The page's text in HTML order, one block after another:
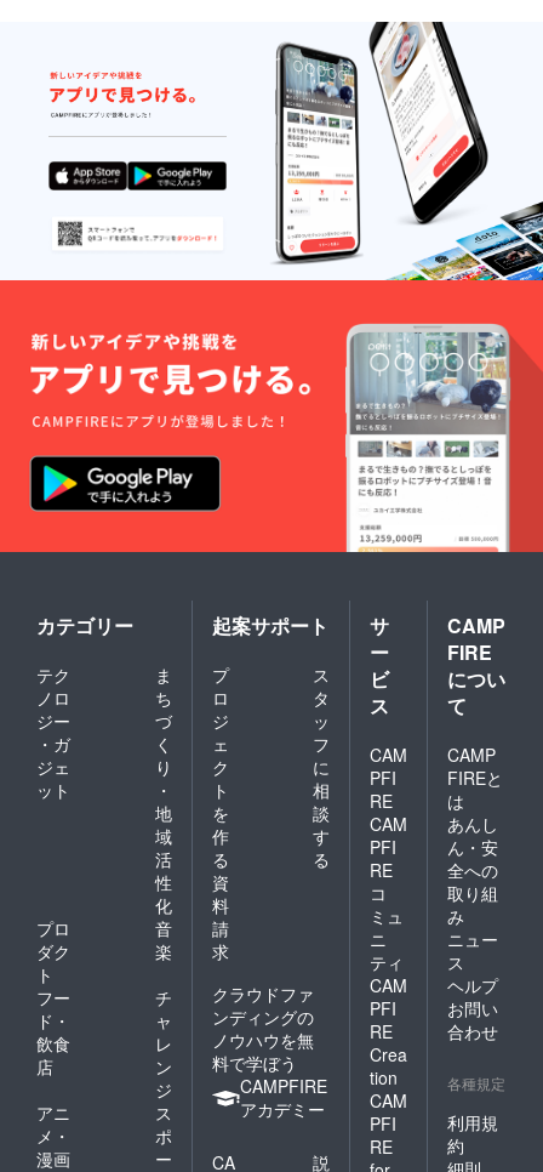
さい。
をご確
認くだ
さい。
■稀少！
大牟田
で養蜂
の日本
みつば
ちのハ
チミ
ツ １
瓶 ※
ニホン
ミツバ
用意し
ており
ますの
で、提
供時期
がずれ
る可能
性がご
ざいま
及び添
表示は
お届け
商品の
ラベル
に表記
されま
す。 商
前には
必ずお
届けの
リター
ンに貼
付され
たラベ
ルや注
意書き
をご確
認くだ
さい。
■完成披
露上映
会ご招
待 1名
もしく
田）
（2025
年夏予
枚入
り)
１箱 ※
原材料
及び添
加物等
の食品
表示は
お届け
商品の
ラベル
に表記
されま
す。 商
必ずお
届けの
リター
ンに貼
付され
たラベ
ルや注
意書き
をご確
■稀少！
の日本
みつば
ちのハ
チミ
ツ １
瓶 ※
ニホン
チの蜂
蜜をご
用意し
ており
ますの
で、提
供時期
がずれ
る可能
性がご
ざいま
す。 ※
原材料
及び添
加物等
の食品
お届け
ラベル
に表記
されま
リター
ンに貼
付され
たラベ
ルや注
意書き
をご確
認くだ
さい。
■瀬木監
督絶
賛！
「大牟
田高菜
枚入
り)
１箱 ※
原材料
及び添
加物等
の食品
表示は
お届け
に表記
品開封
前には
必ずお
届けの
リター
ンに貼
付され
ルや注
意書き
をご確
認くだ
さい。
■稀少！
大牟田
で養蜂
の日本
みつば
ちのハ
チミ
ツ １
瓶 ※
ニホン
ミツバ
蜜をご
ており
ますの
で、提
カテゴリー
テク
ノロ
ジー
・ガ
ジェ
ット
ま
ち
づ
く
り
・
地
域
活
性
化
プロ
ダク
ト
音
楽
フー
ド・
飲食
店
チ
ャ
レ
ン
ジ
アニ
メ・
漫画
ス
ポ
ー
起案サポート
プ
ロ
ジ
ェ
ク
ト
を
作
る
ス
タ
ッ
フ
に
相
談
す
る
資
料
請
求
クラウドファ
ンディングの
ノウハウを無
料で学ぼう
CAMPFIRE
アカデミー
CA
説
サ
ー
ビ
ス
CAM
PFI
RE
CAM
PFI
RE
コ
ミュ
ニ
ティ
CAM
PFI
RE
Crea
tion
CAM
PFI
RE
CAMP
FIRE
につい
て
CAMP
FIREと
は
あんし
ん・安
全への
取り組
み
ニュー
ス
ヘルプ
お問い
合わせ
各種規定
利用規
約